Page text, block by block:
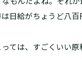
日給がちょうど八百
ては、すごくいい原